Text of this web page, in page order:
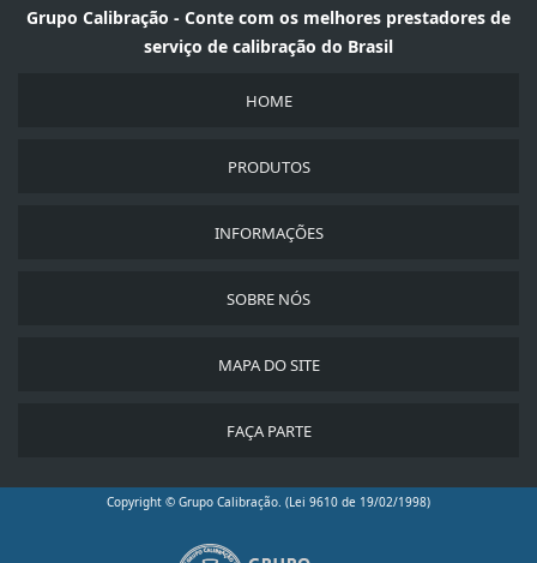
Grupo Calibração - Conte com os melhores prestadores de
serviço de calibração do Brasil
HOME
PRODUTOS
INFORMAÇÕES
SOBRE NÓS
MAPA DO SITE
FAÇA PARTE
Copyright © Grupo Calibração. (Lei 9610 de 19/02/1998)